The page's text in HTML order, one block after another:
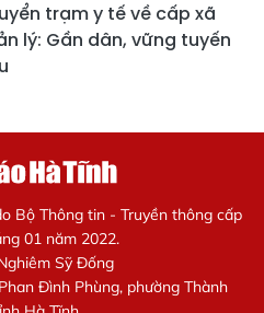
trạm y tế về cấp xã
lý: Gần dân, vững tuyến
Bộ Thông tin - Truyền thông cấp
01 năm 2022.
Sỹ Đống
Đình Phùng, phường Thành